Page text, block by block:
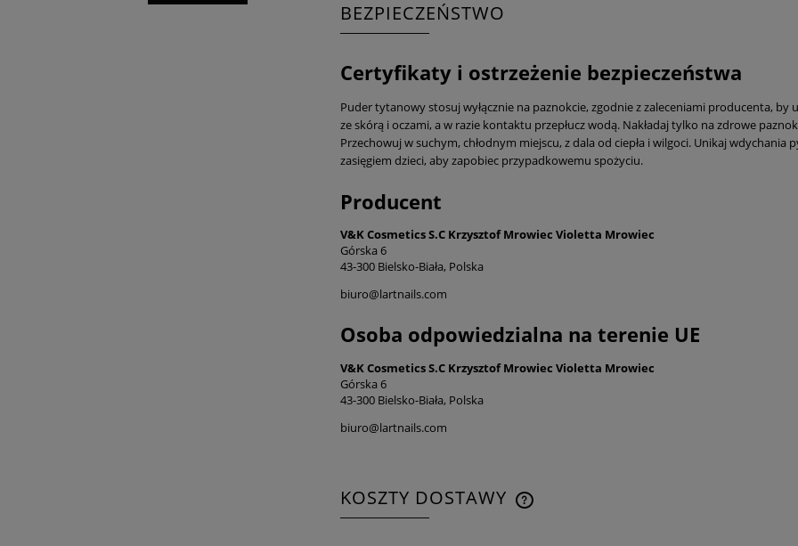
BEZPIECZEŃSTWO
Certyfikaty i ostrzeżenie bezpieczeństwa
Puder tytanowy stosuj wyłącznie na paznokcie, zgodnie z zaleceniami producenta,
ze skórą i oczami, a w razie kontaktu przepłucz wodą. Nakładaj tylko na zdrowe
Przechowuj w suchym, chłodnym miejscu, z dala od ciepła i wilgoci. Unikaj
zasięgiem dzieci, aby zapobiec przypadkowemu spożyciu.
Producent
V&K Cosmetics S.C Krzysztof Mrowiec Violetta Mrowiec
Górska 6
43-300 Bielsko-Biała, Polska
biuro@lartnails.com
Osoba odpowiedzialna na terenie UE
V&K Cosmetics S.C Krzysztof Mrowiec Violetta Mrowiec
Górska 6
43-300 Bielsko-Biała, Polska
biuro@lartnails.com
KOSZTY DOSTAWY